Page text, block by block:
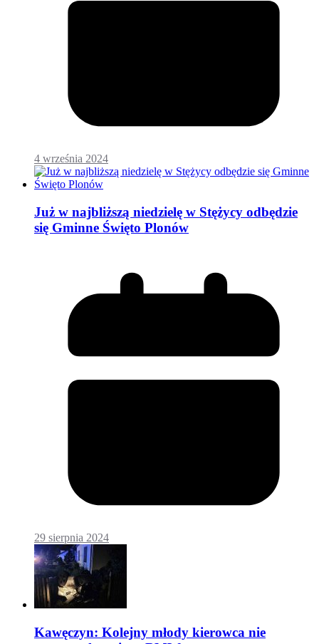
4 września 2024
Już w najbliższą niedzielę w Stężycy odbędzie
się Gminne Święto Plonów
29 sierpnia 2024
Kawęczyn: Kolejny młody kierowca nie